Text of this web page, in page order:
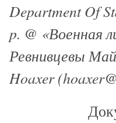
Department Of
p. @ «Военная
Ревнивцевы
Hoaxer